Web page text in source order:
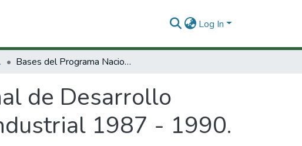
Log In
Bases del Programa Nacional de Desarrollo Tecnológico y Científico para el sector industrial 1987 - 1990.
de Desarrollo
1987 - 1990.